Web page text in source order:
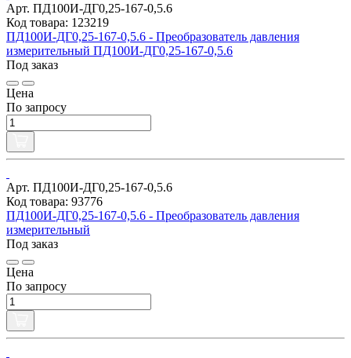
Арт. ПД100И-ДГ0,25-167-0,5.6
Код товара: 123219
ПД100И-ДГ0,25-167-0,5.6 - Преобразователь давления
измерительный ПД100И-ДГ0,25-167-0,5.6
Под заказ
Цена
По запросу
Арт. ПД100И-ДГ0,25-167-0,5.6
Код товара: 93776
ПД100И-ДГ0,25-167-0,5.6 - Преобразователь давления
измерительный
Под заказ
Цена
По запросу